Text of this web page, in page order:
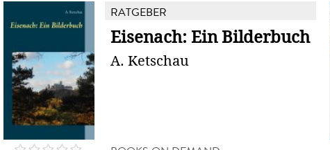
RATGEBER
Eisenach: Ein Bilderbuch
A. Ketschau